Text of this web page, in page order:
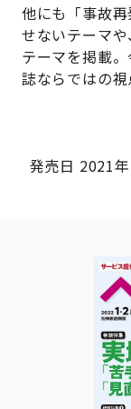
他にも「事故
せないテーマ
テーマを掲載
誌ならではの視
発売日 2021年